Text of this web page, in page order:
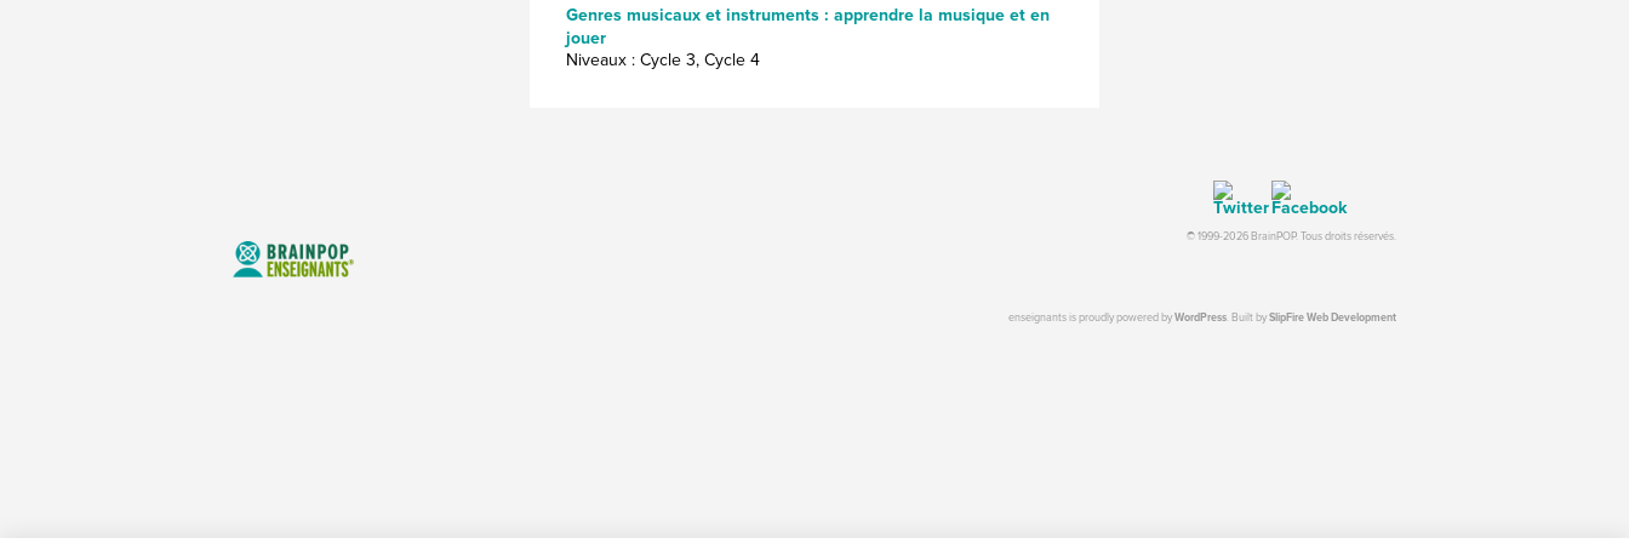
Genres musicaux et instruments : apprendre la musique et en
jouer
Niveaux : Cycle 3, Cycle 4
© 1999-2026 BrainPOP. Tous droits réservés.
enseignants is proudly powered byWordPress. Built bySlipFire Web Development